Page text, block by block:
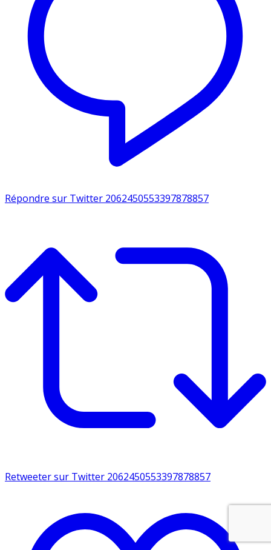
Répondre sur Twitter 2062450553397878857
Retweeter sur Twitter 2062450553397878857